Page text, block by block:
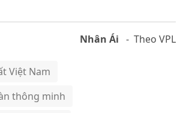
Nhân Ái - Theo VPL
Việt Nam
thông minh